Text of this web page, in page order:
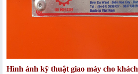
Hình ảnh kỹ thuật giao máy cho khách